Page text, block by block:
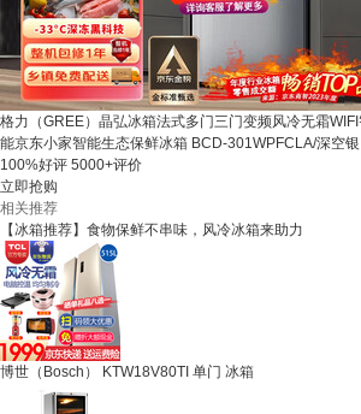
格力（GREE）晶弘冰箱法式多门三门变频风冷无霜
能京东小家智能生态保鲜冰箱 BCD-301WPFCLA/深空银
100%好评 5000+评价
立即抢购
相关推荐
【冰箱推荐】食物保鲜不串味，风冷冰箱来助力
博世（Bosch） KTW18V80TI 单门 冰箱